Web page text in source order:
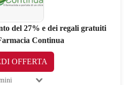
del 27% e dei regali gratuiti
Continua
OFFERTA